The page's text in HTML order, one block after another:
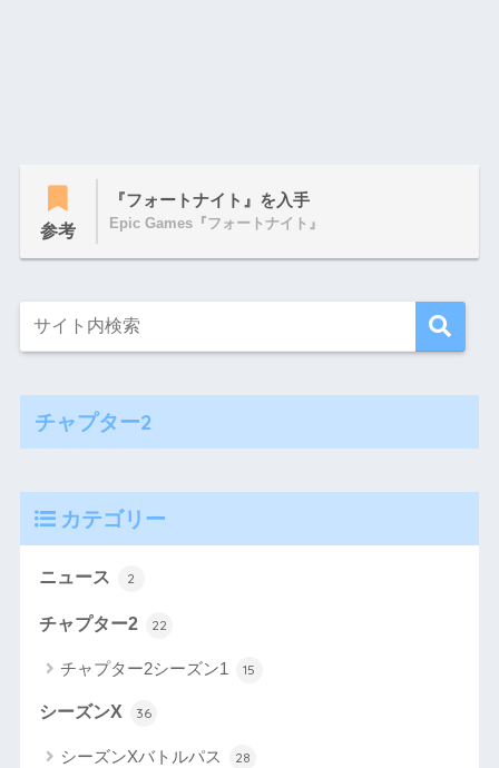
参考
『フォートナイト』を入手
Epic Games『フォートナイト』
チャプター2
カテゴリー
ニュース 2
チャプター2 22
チャプター2シーズン1 15
シーズンX 36
シーズンXバトルパス 28